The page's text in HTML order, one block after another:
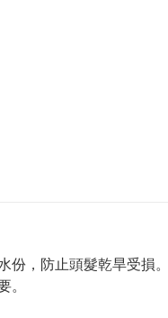
份，防止頭髮乾旱受損。
。